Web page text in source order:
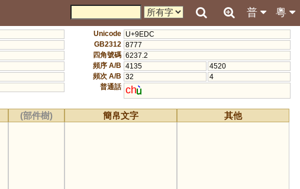
粵
普
Unicode U+9EDC
GB2312 8777
四角號碼 6237.2
頻序 A/B 4135
4520
頻次 A/B 32
4
普通話 ch
(部件樹) 簡帛文字 其他